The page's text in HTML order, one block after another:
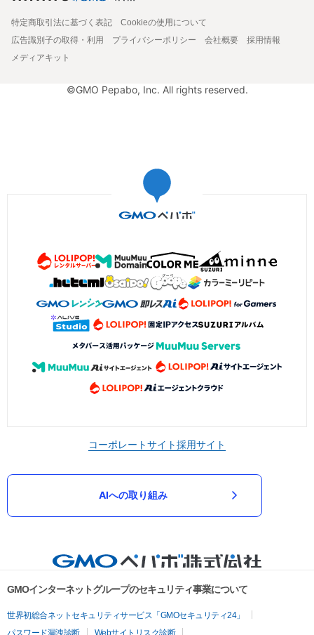
特定商取引法に基づく表記
Cookieの使用について
広告識別子の取得・利用
プライバシーポリシー 会社概要
採用情報
メディアキット
©GMO Pepabo, Inc. All rights reserved.
コーポレートサイト採用サイト
AIへの取り組み
GMOインターネットグループのセキュリティ事業について
世界初総合ネットセキュリティサービス「GMOセキュリティ24」
パスワード漏洩診断
Webサイトリスク診断